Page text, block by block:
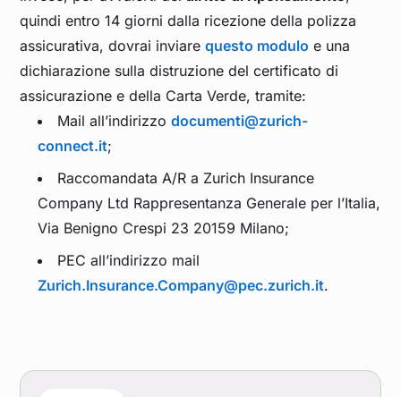
quindi entro 14 giorni dalla ricezione della polizza
assicurativa, dovrai inviarequesto modulo e una
dichiarazione sulla distruzione del certificato di
assicurazione e della Carta Verde, tramite:
Mail all’indirizzodocumenti@zurich-
connect.it;
Raccomandata A/R a Zurich Insurance
Company Ltd Rappresentanza Generale per l’Italia,
Via Benigno Crespi 23 20159 Milano;
PEC all’indirizzo mail
Zurich.Insurance.Company@pec.zurich.it.